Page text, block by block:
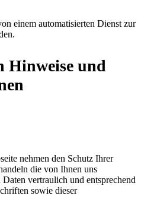
einem automatisierten Dienst zur
Hinweise und
nehmen den Schutz Ihrer
die von Ihnen uns
vertraulich und entsprechend
sowie dieser